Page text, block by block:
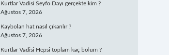
Kurtlar Vadisi Seyfo Dayı gerçekte kim ?
Ağustos 7, 2026
Kaybolan hat nasıl çıkarılır ?
Ağustos 7, 2026
Kurtlar Vadisi Hepsi toplam kaç bölüm ?